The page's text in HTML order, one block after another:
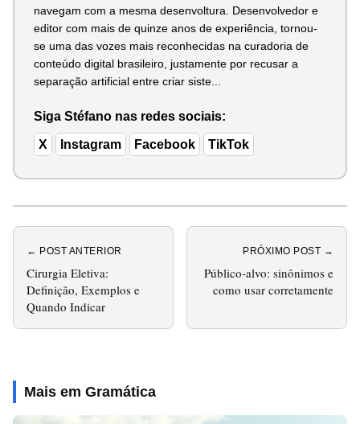
navegam com a mesma desenvoltura. Desenvolvedor e
editor com mais de quinze anos de experiência, tornou-
se uma das vozes mais reconhecidas na curadoria de
conteúdo digital brasileiro, justamente por recusar a
separação artificial entre criar siste...
Siga Stéfano nas redes sociais:
X Instagram Facebook TikTok
← POST ANTERIOR
Cirurgia Eletiva:
Definição, Exemplos e
Quando Indicar
PRÓXIMO POST →
Público-alvo: sinônimos e
como usar corretamente
Mais em Gramática